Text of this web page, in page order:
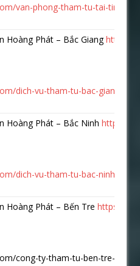
van-phong-tham-tu-tai-tinh-
Hoàng Phát – Bắc Gianghttps://
dich-vu-tham-tu-bac-giang-uy-
Hoàng Phát – Bắc Ninhhttps://
dich-vu-tham-tu-bac-ninh-uy-
Hoàng Phát – Bến Trehttps://
cong-ty-tham-tu-ben-tre-uy-